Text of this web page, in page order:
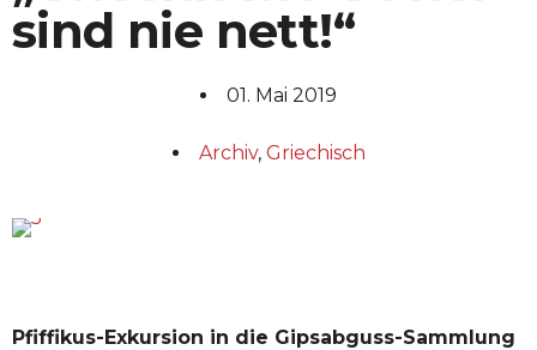
sind nie nett!“
01. Mai 2019
Archiv, Griechisch
Pfiffikus-Exkursion in die Gipsabguss-Sammlung